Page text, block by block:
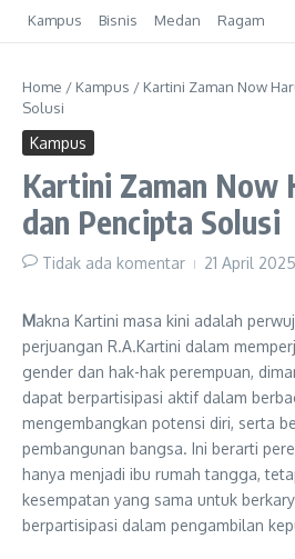
Kampus Bisnis Medan Ragam
Home / Kampus / Kartini Zaman Now
Solusi
Kampus
Kartini Zaman Now
dan Pencipta Solusi
Tidak ada komentar 21 April 2025
Makna Kartini masa kini adalah
perjuangan R.A.Kartini dalam
gender dan hak-hak perempuan,
dapat berpartisipasi aktif dalam
mengembangkan potensi diri, serta
pembangunan bangsa. Ini berarti
hanya menjadi ibu rumah tangga,
kesempatan yang sama untuk
berpartisipasi dalam pengambilan